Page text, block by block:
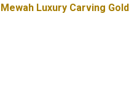
Luxury Carving Gold